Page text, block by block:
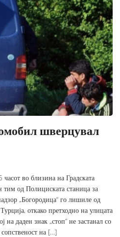
шверцувал
во близина на Градската
тим од Полициската станица за
„Богородица“ го лишиле од
откако претходно на улицата
на даден знак „стоп“ не застанал со
на […]